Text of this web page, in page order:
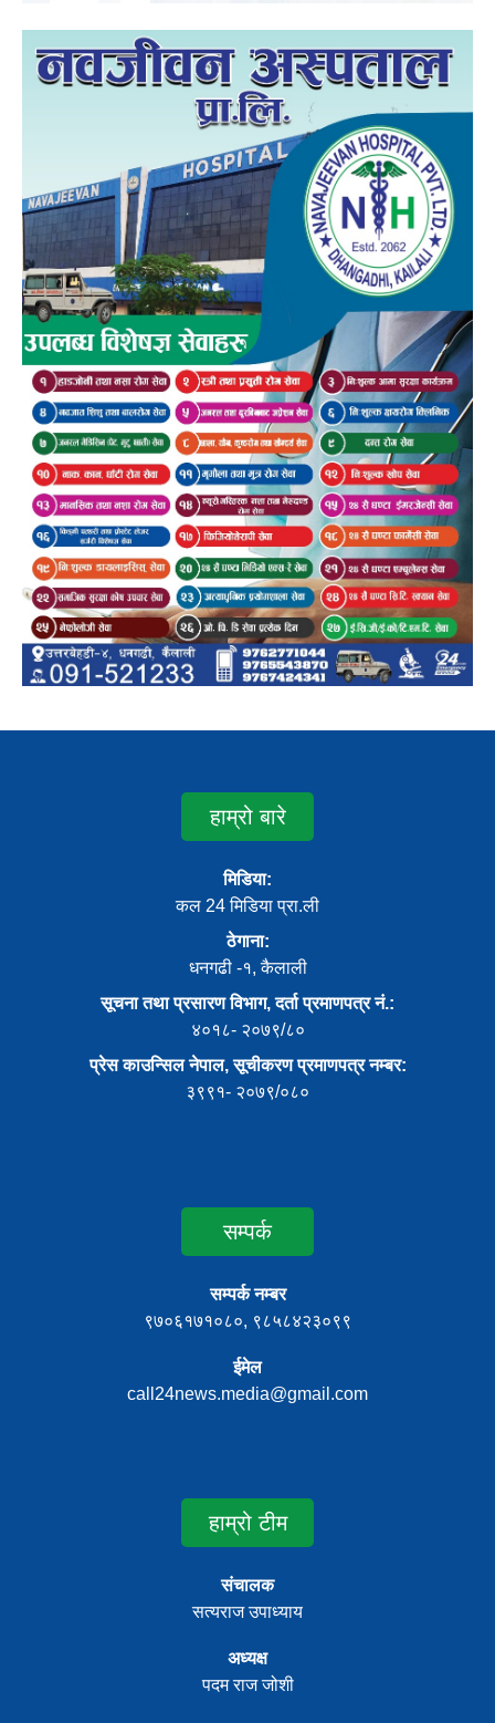
हाम्रो बारे
मिडिया:
कल 24 मिडिया प्रा.ली
ठेगाना:
धनगढी -१, कैलाली
सूचना तथा प्रसारण विभाग, दर्ता प्रमाणपत्र नं.:
४०१८- २०७९/८०
प्रेस काउन्सिल नेपाल, सूचीकरण प्रमाणपत्र नम्बर:
३९९१- २०७९/०८०
सम्पर्क
सम्पर्क नम्बर
९७०६१७१०८०, ९८५८४२३०९९
ईमेल
call24news.media@gmail.com
हाम्रो टीम
संचालक
सत्यराज उपाध्याय
अध्यक्ष
पदम राज जोशी